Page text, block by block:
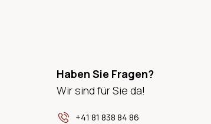
Haben Sie Fragen?
Wir sind für Sie da!
+41 81 838 84 86